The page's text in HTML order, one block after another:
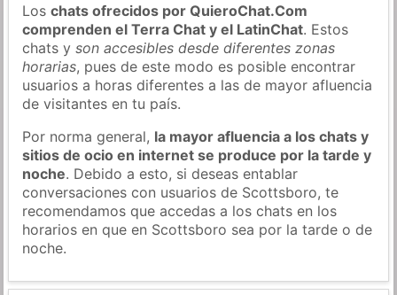
Loschats ofrecidos por QuieroChat.Com
comprenden el Terra Chat y el LatinChat. Estos
chats yson accesibles desde diferentes zonas
horarias, pues de este modo es posible encontrar
usuarios a horas diferentes a las de mayor afluencia
de visitantes en tu país.
Por norma general, la mayor afluencia a los chats y
sitios de ocio en internet se produce por la tarde y
noche. Debido a esto, si deseas entablar
conversaciones con usuarios de Scottsboro, te
recomendamos que accedas a los chats en los
horarios en que en Scottsboro sea por la tarde o de
noche.